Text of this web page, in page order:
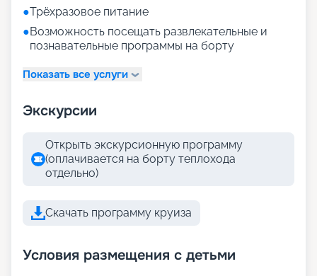
●Трёхразовое питание
●Возможность посещать развлекательные и
познавательные программы на борту
Показать все услуги
Экскурсии
Открыть экскурсионную программу
(оплачивается на борту теплохода
отдельно)
Скачать программу круиза
Условия размещения с детьми